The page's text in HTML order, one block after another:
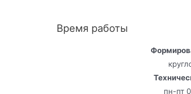
Время работы
пн-пт